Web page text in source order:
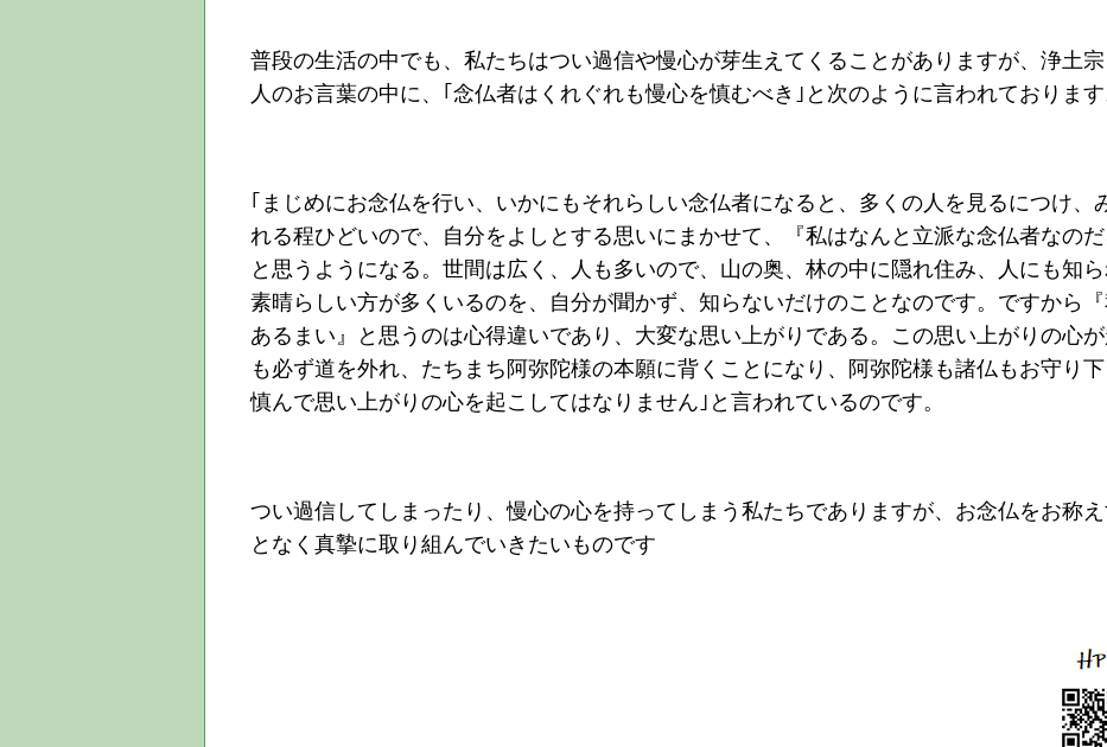
普段の生活の中でも、私たちはつい過信や慢心が芽生えてくることがありますが、浄土
人のお言葉の中に、｢念仏者はくれぐれも慢心を慎むべき｣と次のように言われております
｢まじめにお念仏を行い、いかにもそれらしい念仏者になると、多くの人を見るにつけ、
れる程ひどいので、自分をよしとする思いにまかせて、『私はなんと立派な念仏者なのだ
と思うようになる。世間は広く、人も多いので、山の奥、林の中に隠れ住み、人にも知
素晴らしい方が多くいるのを、自分が聞かず、知らないだけのことなのです。ですから
あるまい』と思うのは心得違いであり、大変な思い上がりである。この思い上がりの心
も必ず道を外れ、たちまち阿弥陀様の本願に背くことになり、阿弥陀様も諸仏もお守り
慎んで思い上がりの心を起こしてはなりません｣と言われているのです。
つい過信してしまったり、慢心の心を持ってしまう私たちでありますが、お念仏をお称
となく真摯に取り組んでいきたいものです